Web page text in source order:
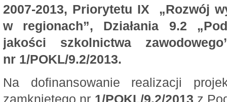
2007-2013, Priorytetu IX „Rozwój
w regionach”, Działania 9.2
jakości szkolnictwa
nr 1/POKL/9.2/2013.
Na dofinansowanie realizacji
zamkniętego nr 1/POKL/9.2/2013 z